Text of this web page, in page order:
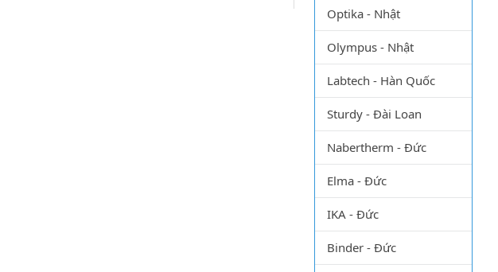
Optika - Nhật
Olympus - Nhật
Labtech - Hàn Quốc
Sturdy - Đài Loan
Nabertherm - Đức
Elma - Đức
IKA - Đức
Binder - Đức